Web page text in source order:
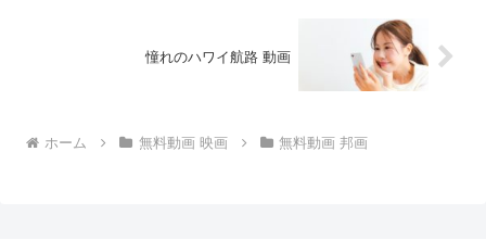
憧れのハワイ航路 動画
ホーム 無料動画 映画 無料動画 邦画